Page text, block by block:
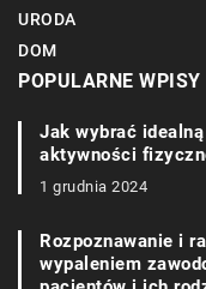
URODA
DOM
POPULARNE WPISY
Jak wybrać
aktywności
1 grudnia 2024
Rozpoznawanie i
wypaleniem